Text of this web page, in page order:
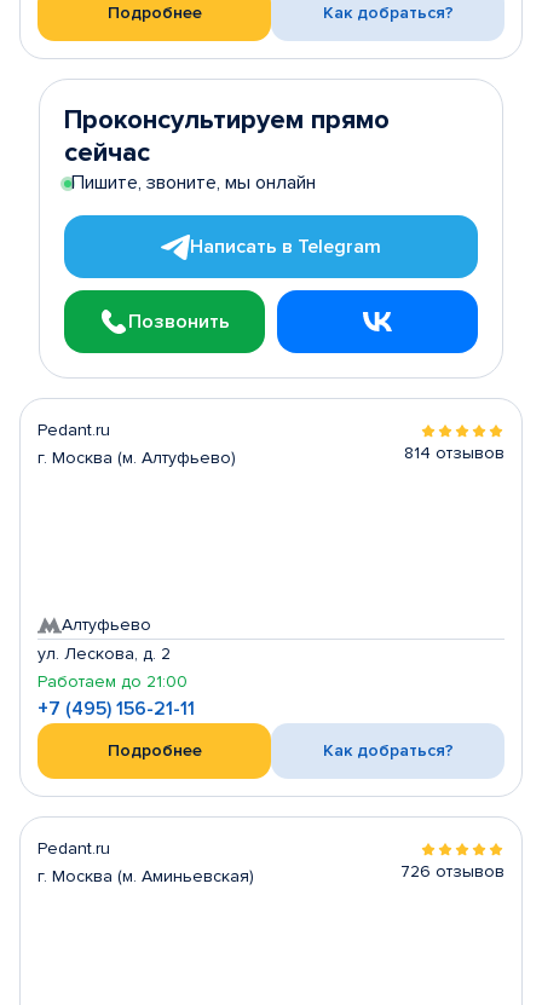
Подробнее Как добраться?
Проконсультируем прямо
сейчас
Пишите, звоните, мы онлайн
Написать в Telegram
Позвонить
Pedant.ru
г. Москва (м. Алтуфьево)
814 отзывов
Алтуфьево
ул. Лескова, д. 2
Работаем до 21:00
+7 (495) 156-21-11
Подробнее Как добраться?
Pedant.ru
г. Москва (м. Аминьевская)
726 отзывов